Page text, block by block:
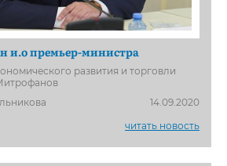
и.о премьер-министра
развития и торговли
14.09.2020
читать новость